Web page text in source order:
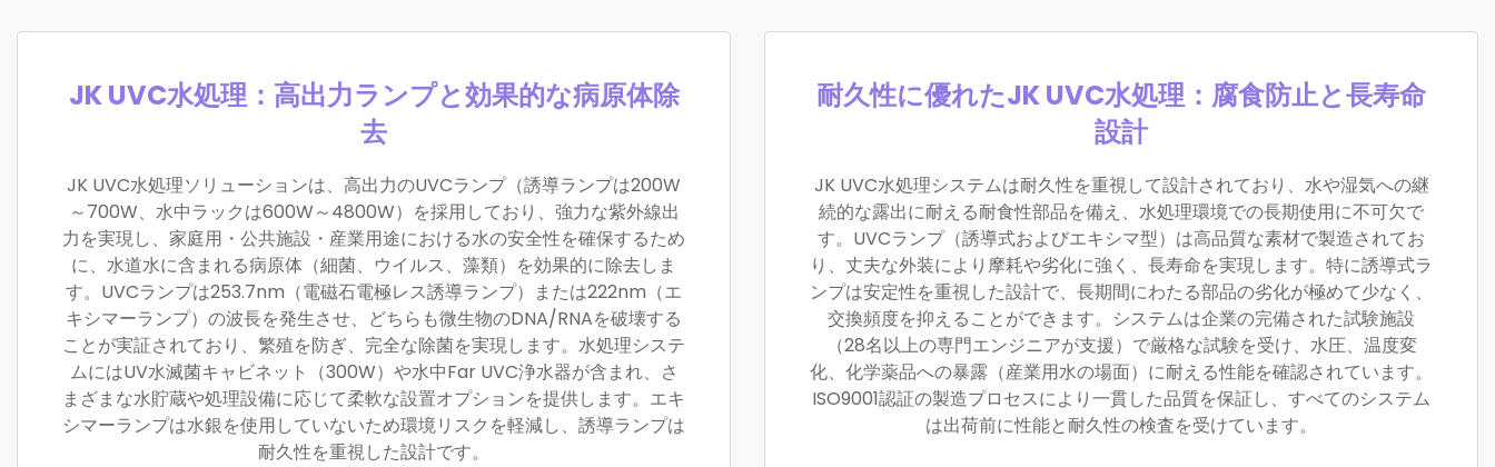
JK UVC水処理：高出力ランプと効果的な病原体除
去
JK UVC水処理ソリューションは、高出力のUVCランプ（誘導ランプは200W
～700W、水中ラックは600W～4800W）を採用しており、強力な紫外線出
力を実現し、家庭用・公共施設・産業用途における水の安全性を確保するため
に、水道水に含まれる病原体（細菌、ウイルス、藻類）を効果的に除去しま
す。UVCランプは253.7nm（電磁石電極レス誘導ランプ）または222nm（エ
キシマーランプ）の波長を発生させ、どちらも微生物のDNA/RNAを破壊する
ことが実証されており、繁殖を防ぎ、完全な除菌を実現します。水処理システ
ムにはUV水滅菌キャビネット（300W）や水中Far UVC浄水器が含まれ、さ
まざまな水貯蔵や処理設備に応じて柔軟な設置オプションを提供します。エキ
シマーランプは水銀を使用していないため環境リスクを軽減し、誘導ランプは
耐久性を重視した設計です。
耐久性に優れたJK UVC水処理：腐食防止と長寿命
設計
JK UVC水処理システムは耐久性を重視して設計されており、水や湿気への継
続的な露出に耐える耐食性部品を備え、水処理環境での長期使用に不可欠で
す。UVCランプ（誘導式およびエキシマ型）は高品質な素材で製造されてお
り、丈夫な外装により摩耗や劣化に強く、長寿命を実現します。特に誘導式ラ
ンプは安定性を重視した設計で、長期間にわたる部品の劣化が極めて少なく、
交換頻度を抑えることができます。システムは企業の完備された試験施設
（28名以上の専門エンジニアが支援）で厳格な試験を受け、水圧、温度変
化、化学薬品への暴露（産業用水の場面）に耐える性能を確認されています。
ISO9001認証の製造プロセスにより一貫した品質を保証し、すべてのシステム
は出荷前に性能と耐久性の検査を受けています。